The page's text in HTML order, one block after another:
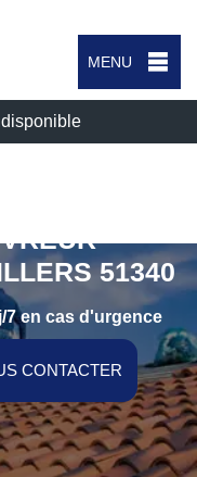
MENU
51340
7 en cas d'urgence
CONTACTER